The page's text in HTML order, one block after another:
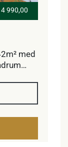
med
4 990,00